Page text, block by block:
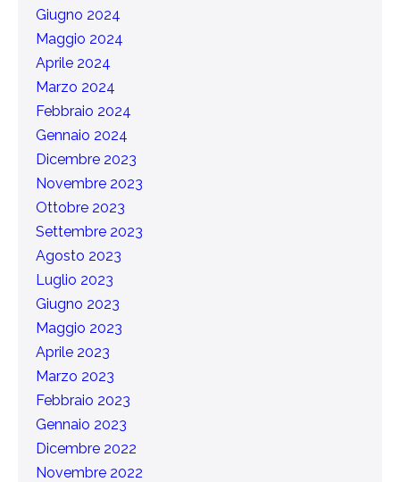
Giugno 2024
Maggio 2024
Aprile 2024
Marzo 2024
Febbraio 2024
Gennaio 2024
Dicembre 2023
Novembre 2023
Ottobre 2023
Settembre 2023
Agosto 2023
Luglio 2023
Giugno 2023
Maggio 2023
Aprile 2023
Marzo 2023
Febbraio 2023
Gennaio 2023
Dicembre 2022
Novembre 2022